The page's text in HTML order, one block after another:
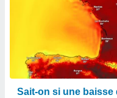
Sait-on si une